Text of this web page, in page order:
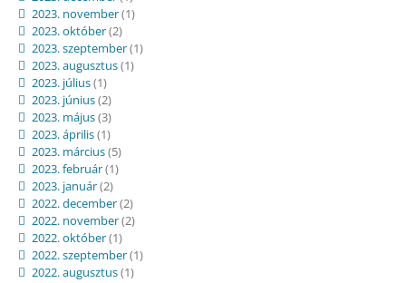
2023. november(1)
2023. október(2)
2023. szeptember(1)
2023. augusztus(1)
2023. július(1)
2023. június(2)
2023. május(3)
2023. április(1)
2023. március(5)
2023. február(1)
2023. január(2)
2022. december(2)
2022. november(2)
2022. október(1)
2022. szeptember(1)
2022. augusztus(1)